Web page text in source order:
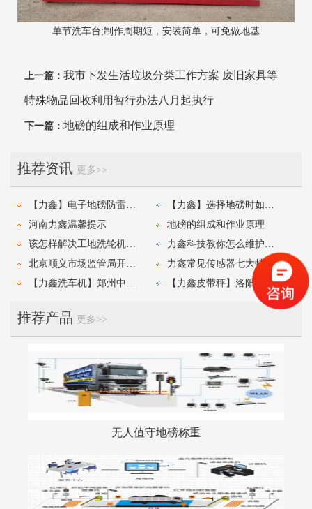
单节洗车台;制作周期短，安装简单，可免做地基
上一篇： 我市下发生活垃圾分类工作方案 废旧家具等
特殊物品回收利用暂行办法八月起执行
下一篇： 地磅的组成和作业原理
推荐资讯 更多>>
【力鑫】电子地磅防雷击和防范措施
【力鑫】选择地磅时如何决定选哪一款？
河南力鑫温馨提示
地磅的组成和作业原理
该怎样解决工地洗轮机的故障？
力鑫科技教你怎么维护自己的地磅才能省钱
北京顺义市场监管局开展粮食收储库地磅检定
力鑫常见传感器七大特性
【力鑫洗车机】郑州中牟4*4*4.8米工地洗车机安装
【力鑫皮带秤】洛阳新安县定量皮带秤安装
推荐产品 更多>>
无人值守地磅称重